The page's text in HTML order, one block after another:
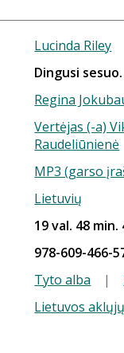
Lucinda Riley
Dingusi
Regina
Vertėjas (-a)
Raudeliūnienė
MP3 (garso
Lietuvių
19 val. 48 min.
978-609-466-
Tyto alba |
Lietuvos